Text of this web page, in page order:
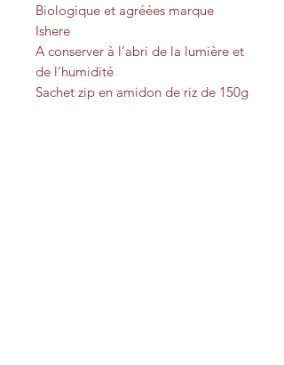
Biologique et agréées marque
Ishere
A conserver à l’abri de la lumière et
de l’humidité
Sachet zip en amidon de riz de 150g